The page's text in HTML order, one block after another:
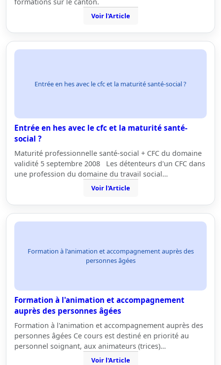
Voir l'Article
Entrée en hes avec le cfc et la maturité santé-social ?
Entrée en hes avec le cfc et la maturité santé-
social ?
Maturité professionnelle santé-social + CFC du domaine
validité 5 septembre 2008 Les détenteurs d'un CFC dans
une profession du domaine du travail social…
Voir l'Article
Formation à l'animation et accompagnement auprès des
personnes âgées
Formation à l'animation et accompagnement
auprès des personnes âgées
Formation à l'animation et accompagnement auprès des
personnes âgées Ce cours est destiné en priorité au
personnel soignant, aux animateurs (trices)…
Voir l'Article